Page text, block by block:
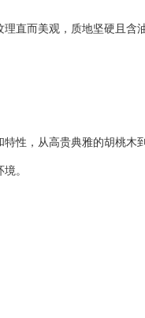
直而美观，质地坚硬且含
性，从高贵典雅的胡桃
。